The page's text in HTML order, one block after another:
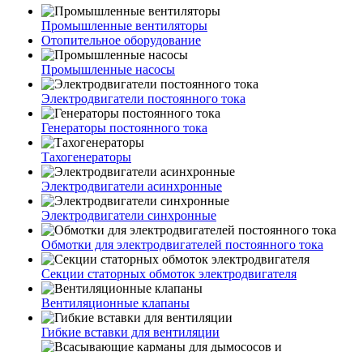
Промышленные вентиляторы
Отопительное оборудование
Промышленные насосы
Электродвигатели постоянного тока
Генераторы постоянного тока
Тахогенераторы
Электродвигатели асинхронные
Электродвигатели синхронные
Обмотки для электродвигателей постоянного тока
Секции статорных обмоток электродвигателя
Вентиляционные клапаны
Гибкие вставки для вентиляции